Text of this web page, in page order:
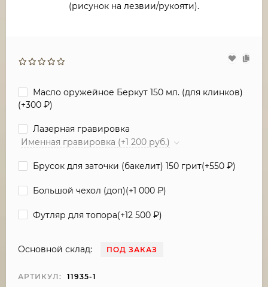
(рисунок на лезвии/рукояти).
Масло оружейное Беркут 150 мл. (для клинков)
(+300 ₽)
Лазерная гравировка
Именная гравировка (+1 200 руб.)
Брусок для заточки (бакелит) 150 грит(+550 ₽)
Большой чехол (доп)(+1 000 ₽)
Футляр для топора(+12 500 ₽)
Основной склад: ПОД ЗАКАЗ
АРТИКУЛ: 11935-1